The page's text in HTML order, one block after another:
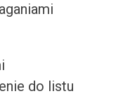
do listu